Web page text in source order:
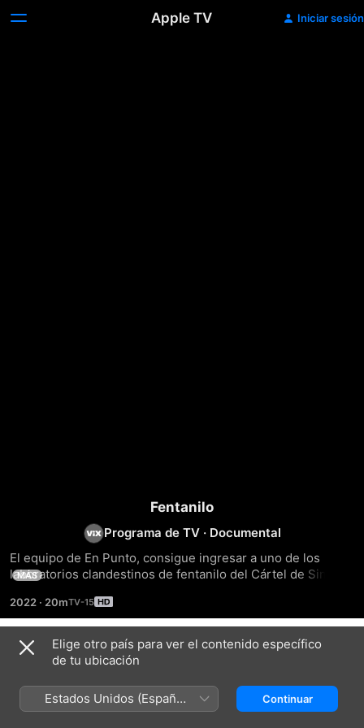
Apple TV Iniciar sesión
Fentanilo
Programa de TV · Documental
El equipo de En Punto, consigue ingresar a uno de los
laboratorios clandestinos de fentanilo del Cártel de Sinaloa.
al elaborar estos productos tóxicos y documentan la forma
en cómo trafican.
MÁS
2022 · 20m
Temporada 1
Elige otro país para ver el contenido específico
de tu ubicación
Estados Unidos (Español
México)
Continuar